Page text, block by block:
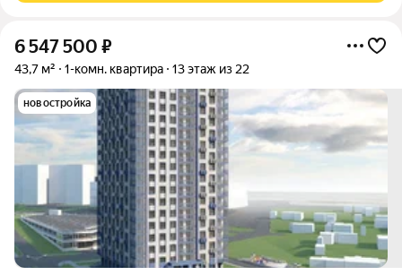
6 547 500 ₽
43,7 м² 1-комн. квартира 13 этаж из 22
новостройка